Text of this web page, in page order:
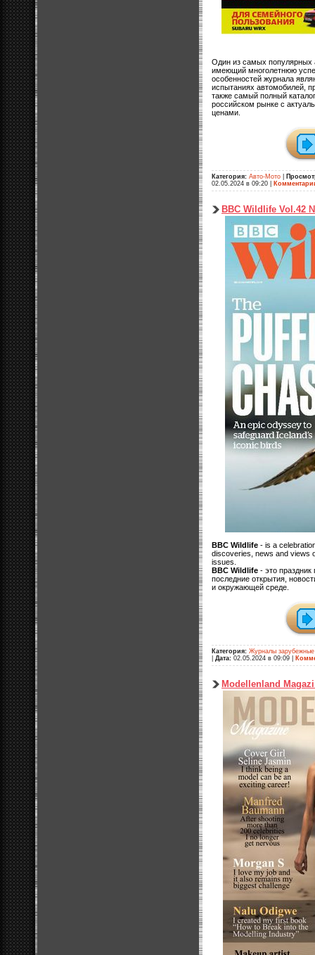
Один из самых популярных
имеющий многолетнюю
особенностей журнала
испытаниях автомобилей,
также самый полный
российском рынке с
ценами.
Категория: Авто-Мото
02.05.2024 в 09:20
BBC Wildlife Vol.42
BBC Wildlife - is a
discoveries, news and views
issues.
BBC Wildlife - это
последние открытия,
и окружающей среде.
Категория: Журналы зарубежные
Дата: 02.05.2024 в 09:09
Modellenland